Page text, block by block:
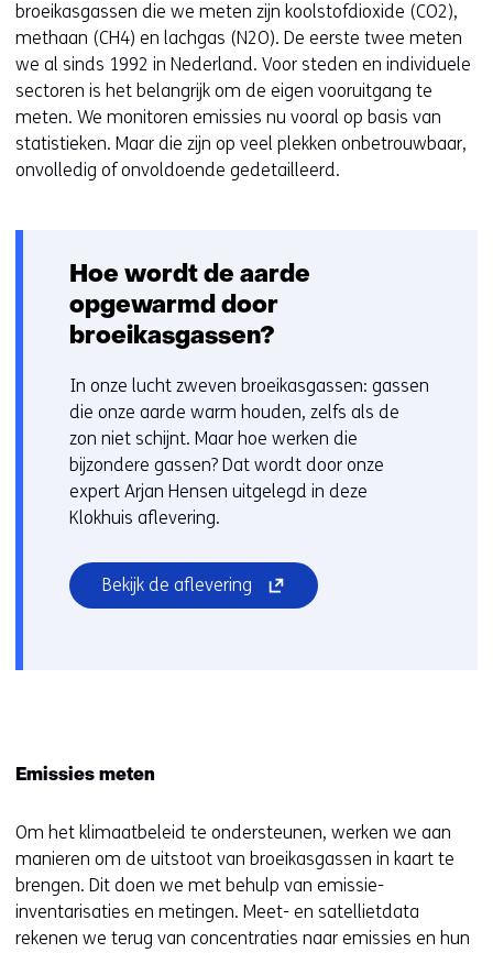
g
e
n
broeikasgassen die we meten zijn koolstofdioxide (CO2),
methaan (CH4) en lachgas (N2O). De eerste twee meten
we al sinds 1992 in Nederland. Voor steden en individuele
sectoren is het belangrijk om de eigen vooruitgang te
meten. We monitoren emissies nu vooral op basis van
statistieken. Maar die zijn op veel plekken onbetrouwbaar,
onvolledig of onvoldoende gedetailleerd.
Hoe wordt de aarde
opgewarmd door
broeikasgassen?
In onze lucht zweven broeikasgassen: gassen
die onze aarde warm houden, zelfs als de
zon niet schijnt. Maar hoe werken die
bijzondere gassen? Dat wordt door onze
expert Arjan Hensen uitgelegd in deze
Klokhuis aflevering.
Bekijk de aflevering (opent
in
Emissies meten
Om het klimaatbeleid te ondersteunen, werken we aan
manieren om de uitstoot van broeikasgassen in kaart te
brengen. Dit doen we met behulp van emissie-
inventarisaties en metingen. Meet- en satellietdata
rekenen we terug van concentraties naar emissies en hun